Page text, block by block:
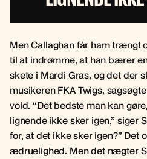
Men Callaghan får ham trængt
til at indrømme, at han bærer
skete i Mardi Gras, og det der
musikeren FKA Twigs,
vold. “Det bedste man kan
lignende ikke sker igen,” siger
for, at det ikke sker igen?” Det
ædruelighed. Men det nægter